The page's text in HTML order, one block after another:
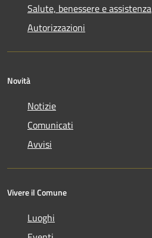
Salute, benessere e assistenza
Autorizzazioni
Novità
Notizie
Comunicati
Avvisi
Vivere il Comune
Luoghi